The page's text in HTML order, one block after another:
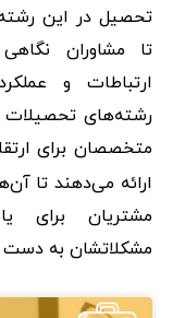
تحصیل در این
تا مشاوران
ارتباطات و
رشته‌های تحصیلات
متخصصان برای
ارائه می‌دهند تا
مشتریان برای
مشکلاتشان به دست